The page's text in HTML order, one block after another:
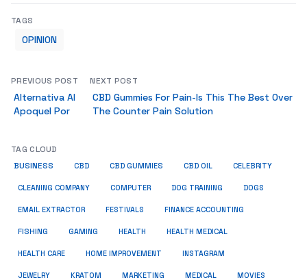
TAGS
OPINION
PREVIOUS POST
Alternativa Al
Apoquel Por
NEXT POST
CBD Gummies For Pain-Is This The Best Over
The Counter Pain Solution
TAG CLOUD
BUSINESS CBD CBD GUMMIES CBD OIL CELEBRITY
CLEANING COMPANY COMPUTER DOG TRAINING DOGS
EMAIL EXTRACTOR FESTIVALS FINANCE ACCOUNTING
FISHING GAMING HEALTH HEALTH MEDICAL
HEALTH CARE HOME IMPROVEMENT INSTAGRAM
JEWELRY KRATOM MARKETING MEDICAL MOVIES